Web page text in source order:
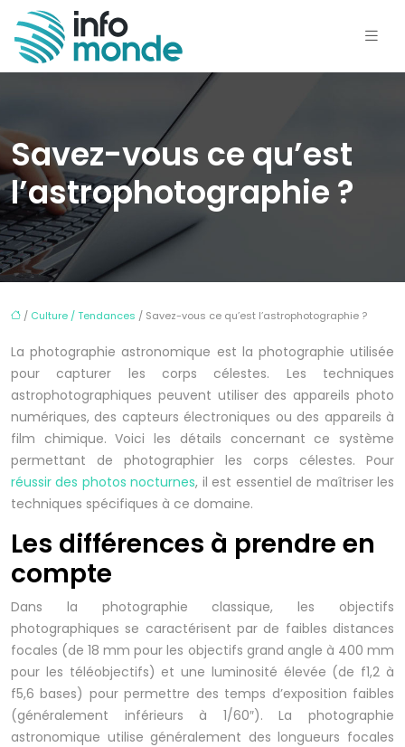
Savez-vous ce qu’est
l’astrophotographie ?
/ Culture / Tendances / Savez-vous ce qu’est l’astrophotographie ?
La photographie astronomique est la photographie utilisée
pour capturer les corps célestes. Les techniques
astrophotographiques peuvent utiliser des appareils photo
numériques, des capteurs électroniques ou des appareils à
film chimique. Voici les détails concernant ce système
permettant de photographier les corps célestes. Pour
réussir des photos nocturnes, il est essentiel de maîtriser les
techniques spécifiques à ce domaine.
Les différences à prendre en
compte
Dans la photographie classique, les objectifs
photographiques se caractérisent par de faibles distances
focales (de 18 mm pour les objectifs grand angle à 400 mm
pour les téléobjectifs) et une luminosité élevée (de f1,2 à
f5,6 bases) pour permettre des temps d’exposition faibles
(généralement inférieurs à 1/60″). La photographie
astronomique utilise généralement des longueurs focales